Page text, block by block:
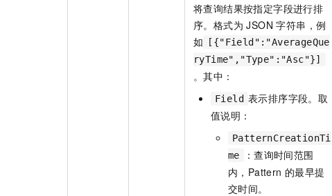
将查询结果按指定字段进行排
序。格式为 JSON 字符串，例
如
[{"Field":"AverageQue
ryTime","Type":"Asc"}]
。其中：
Field 表示排序字段。取
值说明：
PatternCreationTi
me
：查询时间范围
内，Pattern 的最早提
交时间。